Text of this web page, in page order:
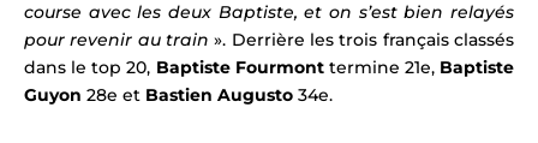
course avec les deux Baptiste, et on s’est bien relayés
pour revenir au train ». Derrière les trois français classés
dans le top 20, Baptiste Fourmonttermine 21e, Baptiste
Guyon 28e et Bastien Augusto 34e.